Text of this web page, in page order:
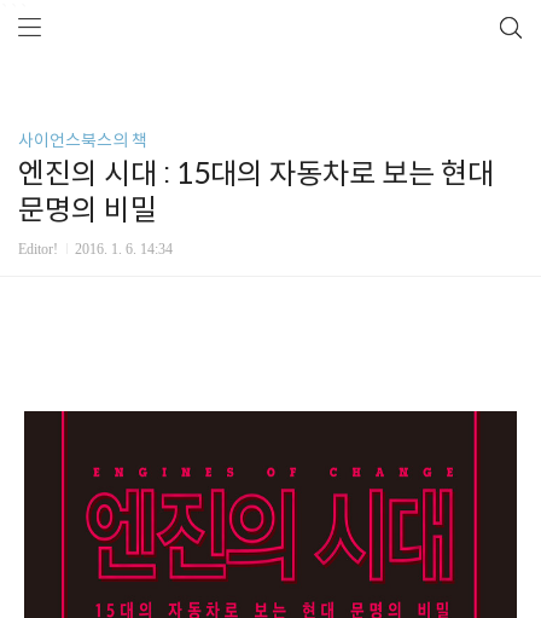
사이언스북스의 책
엔진의 시대 : 15대의 자동차로 보는 현대
문명의 비밀
Editor! 2016. 1. 6. 14:34